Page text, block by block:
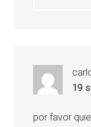
19
por favor